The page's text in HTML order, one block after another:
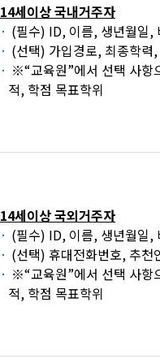
14세이상 국내거주자
(필수) ID, 이름, 생년월일,
(선택) 가입경로, 최종학력
※“교육원”에서 선택 사항
적, 학점 목표학위
14세이상 국외거주자
(필수) ID, 이름, 생년월일,
(선택) 휴대전화번호, 추
※“교육원”에서 선택 사항
적, 학점 목표학위